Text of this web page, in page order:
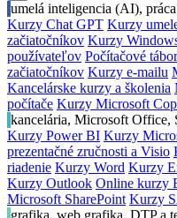
umelá inteligencia (AI),
Kurzy Chat GPT Kurzy
začiatočníkov Kurzy
používateľov Počítačové
začiatočníkov Kurzy e-mailu
Kancelárske kurzy a školenia
počítače Kurzy Microsoft
kancelária, Microsoft Office,
Kurzy Power BI Kurzy
prezentačné zručnosti a Visio
riadenie Kurzy Word Kurzy
Kurzy Outlook Online kurzy
Microsoft SharePoint Kurzy
grafika, web grafika, DTP a